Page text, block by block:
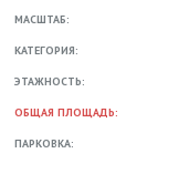
МАСШТАБ:
КАТЕГОРИЯ:
ЭТАЖНОСТЬ:
ОБЩАЯ ПЛОЩАДЬ:
ПАРКОВКА: